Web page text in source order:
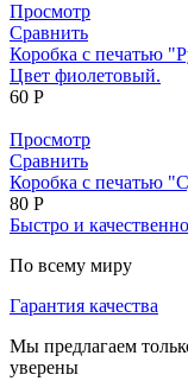
Просмотр
Сравнить
Коробка с печатью
Цвет фиолетовый.
60 Р
Просмотр
Сравнить
Коробка с печатью
80 Р
Быстро и
По всему миру
Гарантия качества
Мы предлагаем
уверены